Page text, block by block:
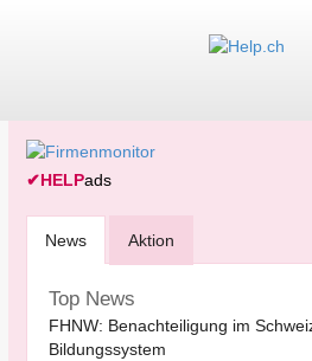
✔HELPads
News Aktion
Top News
FHNW: Benachteiligung im
Bildungssystem